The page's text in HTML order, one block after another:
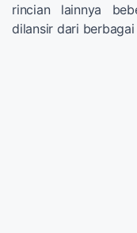
rincian lainnya
dilansir dari berbagai